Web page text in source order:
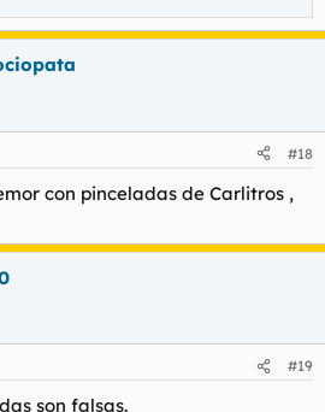
#18
con pinceladas de Carlitros ,
#19
son falsas.